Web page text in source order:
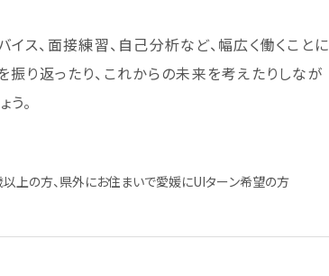
イス、 面接練習、 自己分析など、 幅広く働くことに
振り返ったり、これからの未来を考えたりしなが
う。
以上の方、県外にお住まいで愛媛にUIターン希望の方